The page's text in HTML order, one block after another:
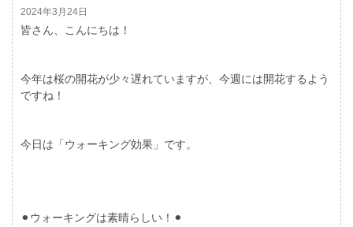
2024年3月24日
皆さん、こんにちは！
今年は桜の開花が少々遅れていますが、今週には開花するよう
ですね！
今日は「ウォーキング効果」です。
⚫︎ウォーキングは素晴らしい！⚫︎